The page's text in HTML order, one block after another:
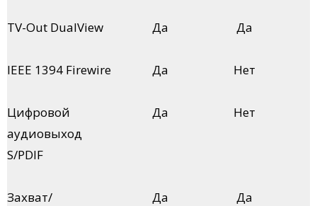
TV-Out DualView Да Да
IEEE 1394 Firewire Да Нет
Цифровой
аудиовыход
S/PDIF
Да Нет
Захват/
Да Да